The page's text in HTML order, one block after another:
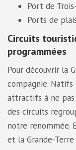
Port de
Ports de
Circuits
programmées
Pour découvrir la
compagnie. Natifs
attractifs à ne pas
des circuits
notre renommée.
et la Grande-Terre